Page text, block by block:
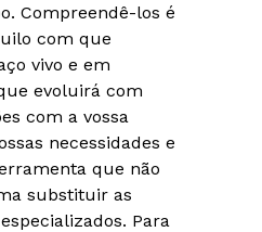
Compreendê-los é
com que
vivo e em
evoluirá com
com a vossa
necessidades e
que não
substituir as
Para